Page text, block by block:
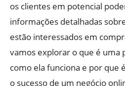
os clientes em potencial
informações detalhadas
estão interessados em
vamos explorar o que é uma
como ela funciona e por que
o sucesso de um negócio